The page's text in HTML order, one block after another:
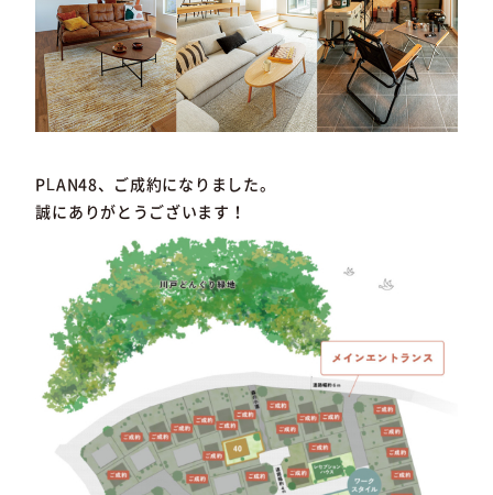
PLAN48、ご成約になりました。
誠にありがとうございます！